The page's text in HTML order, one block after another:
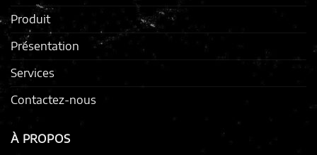
Produit
Présentation
Services
Contactez-nous
À PROPOS